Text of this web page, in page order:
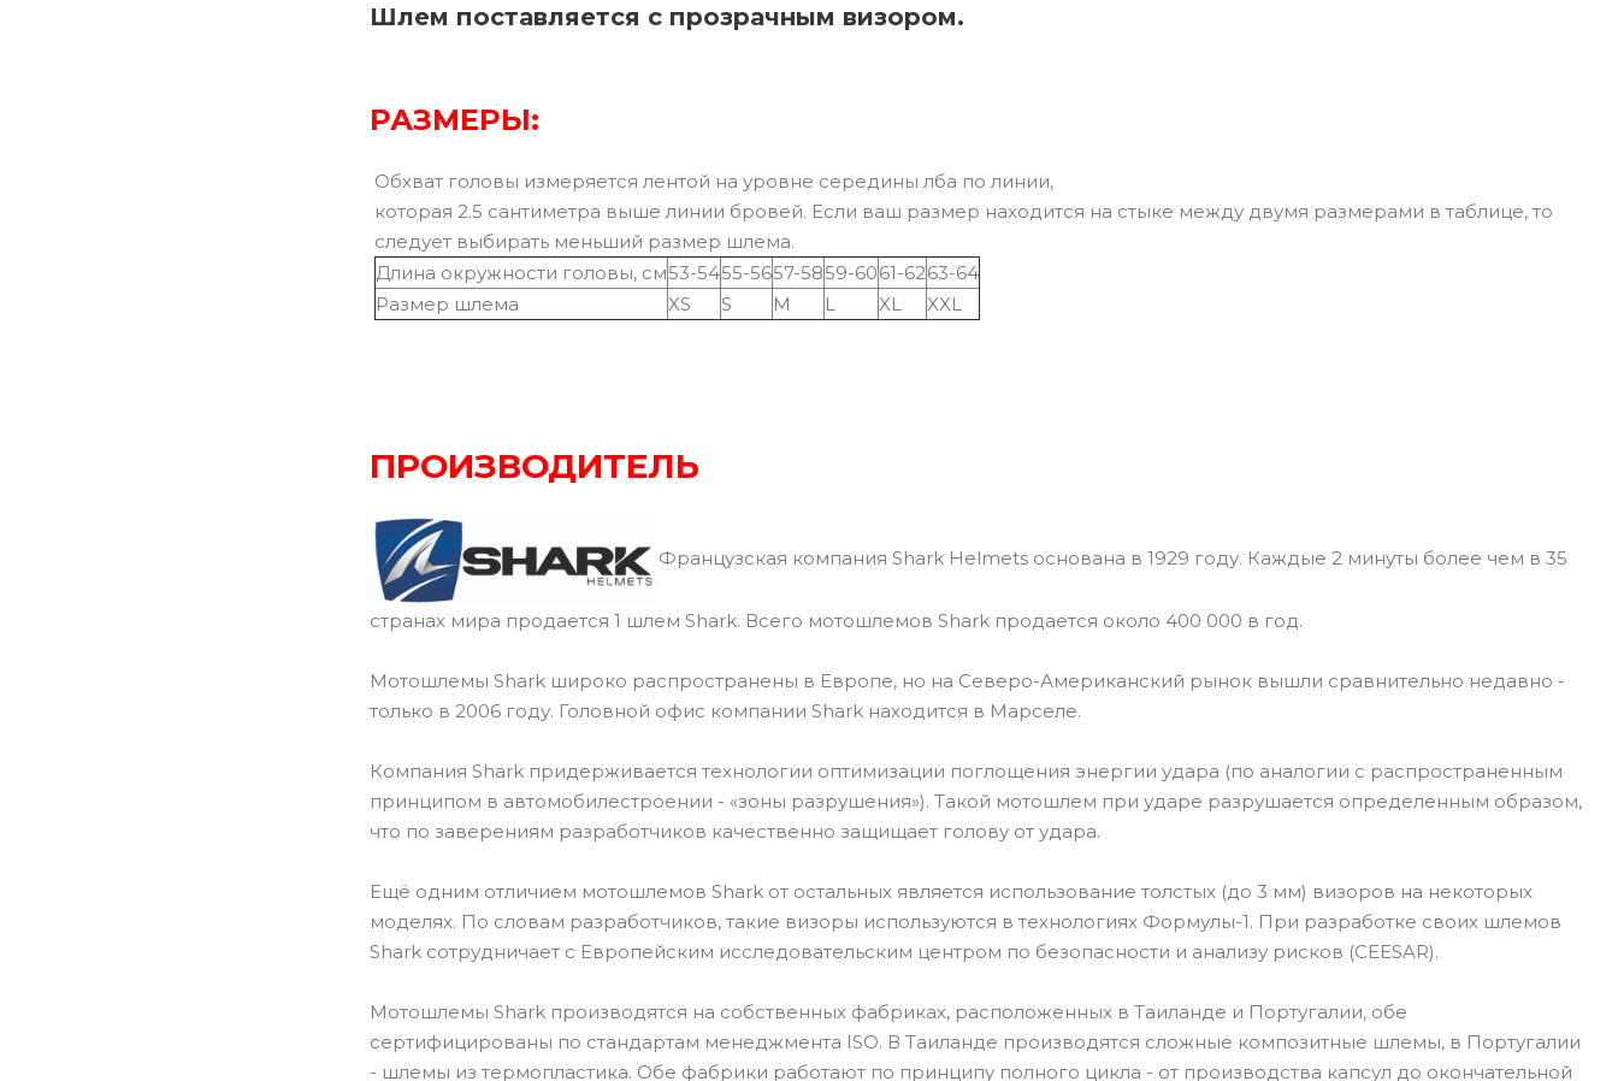
Шлем поставляется с прозрачным визором.
РАЗМЕРЫ:
Обхват головы измеряется лентой на уровне середины лба по линии,
которая 2.5 сантиметра выше линии бровей. Если ваш размер находится на стыке между двумя размерами в таблице, то
следует выбирать меньший размер шлема.
Длина окружности головы, см53-5455-5657-5859-6061-6263-64
Размер шлема
XS S M L XL XXL
ПРОИЗВОДИТЕЛЬ
Французская компания Shark Helmets основана в 1929 году. Каждые 2 минуты более чем в 35
странах мира продается 1 шлем Shark. Всего мотошлемов Shark продается около 400 000 в год.
Мотошлемы Shark широко распространены в Европе, но на Северо-Американский рынок вышли сравнительно недавно -
только в 2006 году. Головной офис компании Shark находится в Марселе.
Компания Shark придерживается технологии оптимизации поглощения энергии удара (по аналогии с распространенным
принципом в автомобилестроении - «зоны разрушения»). Такой мотошлем при ударе разрушается определенным образом,
что по заверениям разработчиков качественно защищает голову от удара.
Ещё одним отличием мотошлемов Shark от остальных является использование толстых (до 3 мм) визоров на некоторых
моделях. По словам разработчиков, такие визоры используются в технологиях Формулы-1. При разработке своих шлемов
Shark сотрудничает с Европейским исследовательским центром по безопасности и анализу рисков (CEESAR).
Мотошлемы Shark производятся на собственных фабриках, расположенных в Таиланде и Португалии, обе
сертифицированы по стандартам менеджмента ISO. В Таиланде производятся сложные композитные шлемы, в Португалии
- шлемы из термопластика. Обе фабрики работают по принципу полного цикла - от производства капсул до окончательной